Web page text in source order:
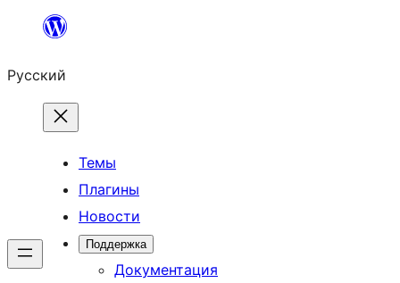
Перейти
содержимому
Русский
Темы
Плагины
Новости
Поддержка
Документация